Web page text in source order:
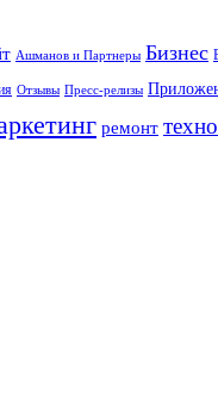
Ашманов и Партнеры Бизнес
Отзывы Пресс-релизы
ремонт